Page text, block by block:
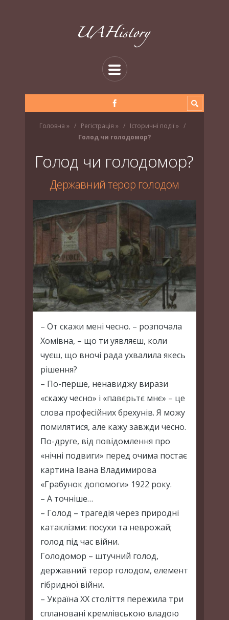
Головна » Регістрація » Історичні події»
Голод чи голодомор?
Голод чи голодомор?
Державний терор голодом
– От скажи мені чесно. – розпочала
Хомівна, – що ти уявляєш, коли
чуєш, що вночі рада ухвалила якесь
рішення?
– По-перше, ненавиджу вирази
«скажу чесно» і «павєрьтє мнє» – це
слова професійних брехунів. Я можу
помилятися, але кажу завжди чесно.
По-друге, від повідомлення про
«нічні подвиги» перед очима постає
картина Івана Владимирова
«Грабунок допомоги» 1922 року.
– А точніше…
– Голод – трагедія через природні
катаклізми: посухи та неврожай;
голод під час війни.
Голодомор – штучний голод,
державний терор голодом, елемент
гібридної війни.
– Україна ХХ століття пережила три
сплановані кремлівською владою